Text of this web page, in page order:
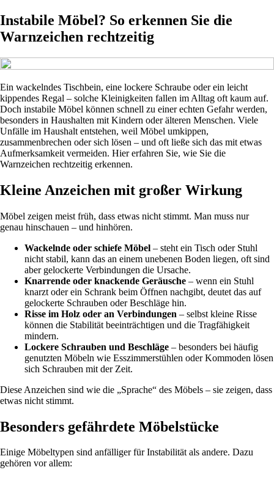
Instabile Möbel? So erkennen Sie die
Warnzeichen rechtzeitig
Ein wackelndes Tischbein, eine lockere Schraube oder ein leicht
kippendes Regal – solche Kleinigkeiten fallen im Alltag oft kaum auf.
Doch instabile Möbel können schnell zu einer echten Gefahr werden,
besonders in Haushalten mit Kindern oder älteren Menschen. Viele
Unfälle im Haushalt entstehen, weil Möbel umkippen,
zusammenbrechen oder sich lösen – und oft ließe sich das mit etwas
Aufmerksamkeit vermeiden. Hier erfahren Sie, wie Sie die
Warnzeichen rechtzeitig erkennen.
Kleine Anzeichen mit großer Wirkung
Möbel zeigen meist früh, dass etwas nicht stimmt. Man muss nur
genau hinschauen – und hinhören.
Wackelnde oder schiefe Möbel – steht ein Tisch oder Stuhl
nicht stabil, kann das an einem unebenen Boden liegen, oft sind
aber gelockerte Verbindungen die Ursache.
Knarrende oder knackende Geräusche – wenn ein Stuhl
knarzt oder ein Schrank beim Öffnen nachgibt, deutet das auf
gelockerte Schrauben oder Beschläge hin.
Risse im Holz oder an Verbindungen – selbst kleine Risse
können die Stabilität beeinträchtigen und die Tragfähigkeit
mindern.
Lockere Schrauben und Beschläge – besonders bei häufig
genutzten Möbeln wie Esszimmerstühlen oder Kommoden lösen
sich Schrauben mit der Zeit.
Diese Anzeichen sind wie die „Sprache“ des Möbels – sie zeigen, dass
etwas nicht stimmt.
Besonders gefährdete Möbelstücke
Einige Möbeltypen sind anfälliger für Instabilität als andere. Dazu
gehören vor allem: